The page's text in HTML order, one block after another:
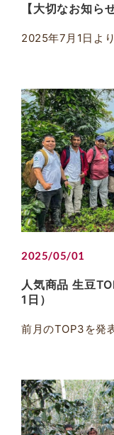
【大切なお知ら
2025年7月1日よ
2025/05/01
人気商品 生豆
1日）
前月のTOP3を発